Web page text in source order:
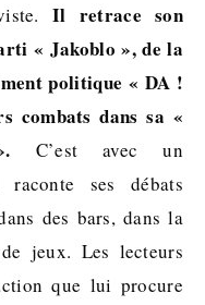
Il retrace son
« Jakoblo », de la
politique « DA !
combats dans sa «
C’est avec un
raconte ses débats
des bars, dans la
jeux. Les lecteurs
que lui procure